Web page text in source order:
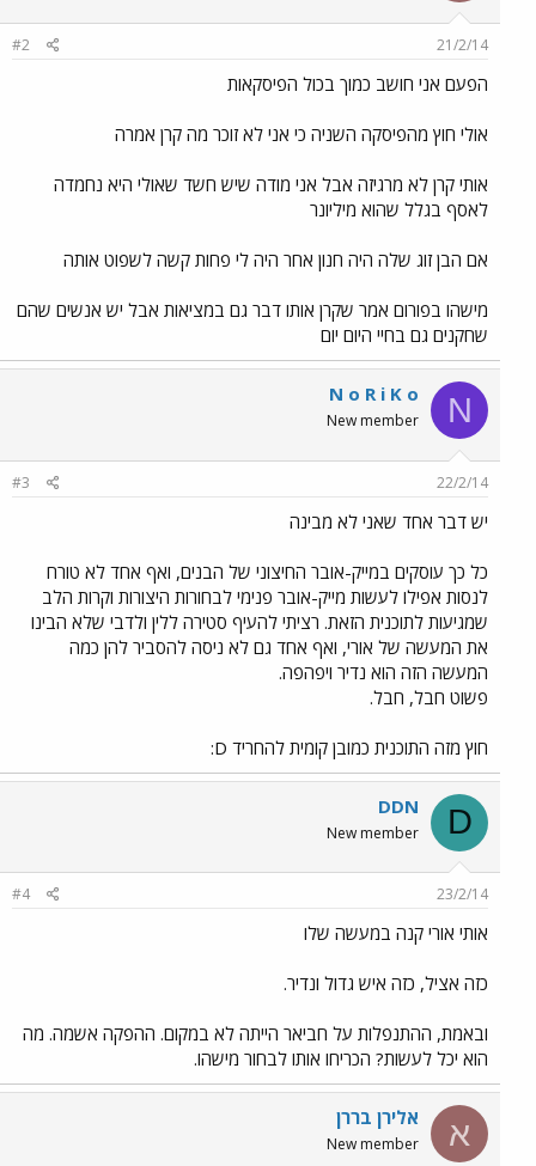
21/2/14
#2
הפעם אני חושב כמוך בכול הפיסקאות
אולי חוץ מהפיסקה השניה כי אני לא זוכר מה קרן אמרה
אותי קרן לא מרגיזה אבל אני מודה שיש חשד שאולי היא נחמדה
לאסף בגלל שהוא מיליונר
אם הבן זוג שלה היה חנון אחר היה לי פחות קשה לשפוט אותה
מישהו בפורום אמר שקרן אותו דבר גם במציאות אבל יש אנשים שהם
שחקנים גם בחיי היום יום
N
N o R i K o
New member
22/2/14
#3
יש דבר אחד שאני לא מבינה
כל כך עוסקים במייק-אובר החיצוני של הבנים, ואף אחד לא טורח
לנסות אפילו לעשות מייק-אובר פנימי לבחורות היצורות וקרות הלב
שמגיעות לתוכנית הזאת. רציתי להעיף סטירה ללין ולדבי שלא הבינו
את המעשה של אורי, ואף אחד גם לא ניסה להסביר להן כמה
המעשה הזה הוא נדיר ויפהפה.
פשוט חבל, חבל.
חוץ מזה התוכנית כמובן קומית להחריד D:
D
DDN
New member
23/2/14
#4
אותי אורי קנה במעשה שלו
כזה אציל, כזה איש גדול ונדיר.
ובאמת, ההתנפלות על חביאר הייתה לא במקום. ההפקה אשמה. מה
הוא יכל לעשות? הכריחו אותו לבחור מישהו.
א אלירן בררן
New member